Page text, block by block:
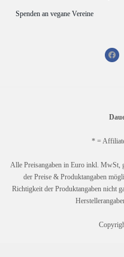
Spenden an vegane Vereine
* =
Alle Preisangaben in Euro inkl. MwSt,
der Preise & Produktangaben
Richtigkeit der Produktangaben nicht